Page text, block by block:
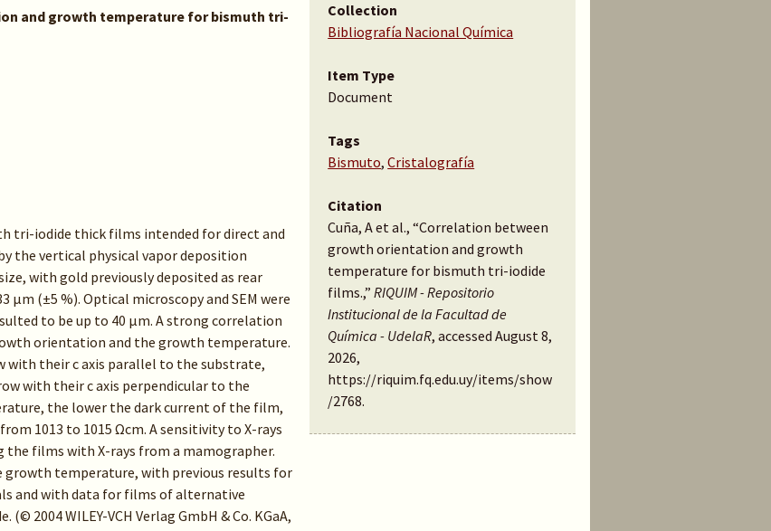
and growth temperature for bismuth tri-
tri-iodide thick films intended for direct and
the vertical physical vapor deposition
with gold previously deposited as rear
μm (±5 %). Optical microscopy and SEM were
to be up to 40 μm. A strong correlation
orientation and the growth temperature.
their c axis parallel to the substrate,
with their c axis perpendicular to the
the lower the dark current of the film,
1013 to 1015 Ωcm. A sensitivity to X-rays
the films with X-rays from a mamographer.
temperature, with previous results for
and with data for films of alternative
2004 WILEY-VCH Verlag GmbH & Co. KGaA,
Collection
Bibliografía Nacional Química
Item Type
Document
Tags
Bismuto,Cristalografía
Citation
Cuña, A et al., “Correlation between
growth orientation and growth
temperature for bismuth tri-iodide
films.,”RIQUIM - Repositorio
Institucional de la Facultad de
Química - UdelaR, accessed August 8,
2026,
https://riquim.fq.edu.uy/items/show
/2768.